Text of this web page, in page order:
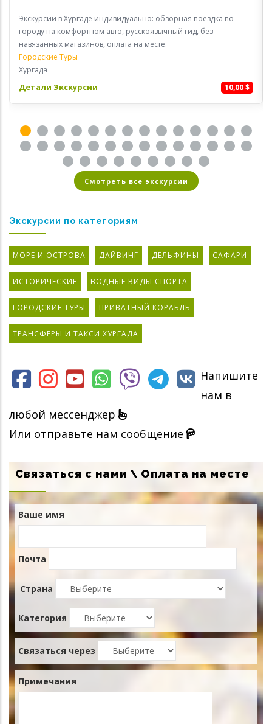
Экскурсии в Хургаде индивидуально: обзорная поездка по
городу на комфортном авто, русскоязычный гид, без
навязанных магазинов, оплата на месте.
Городские Туры
Хургада
Детали Экскурсии 10,00 $
Смотреть все экскурсии
Экскурсии по категориям
МОРЕ И ОСТРОВА ДАЙВИНГ ДЕЛЬФИНЫ САФАРИ
ИСТОРИЧЕСКИЕ ВОДНЫЕ ВИДЫ СПОРТА
ГОРОДСКИЕ ТУРЫ ПРИВАТНЫЙ КОРАБЛЬ
ТРАНСФЕРЫ И ТАКСИ ХУРГАДА
Напишите
нам в
любой мессенджер
Или отправьте нам сообщение
Связаться с нами \ Оплата на месте
Ваше имя
Почта
Страна
Категория
Связаться через
Примечания